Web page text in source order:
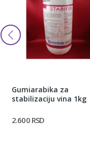
Gumiarabika za
stabilizaciju vina 1kg
2.600 RSD